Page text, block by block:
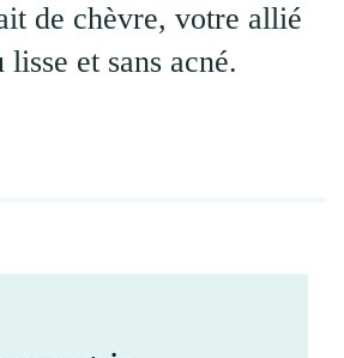
de chèvre, votre allié
et sans acné.